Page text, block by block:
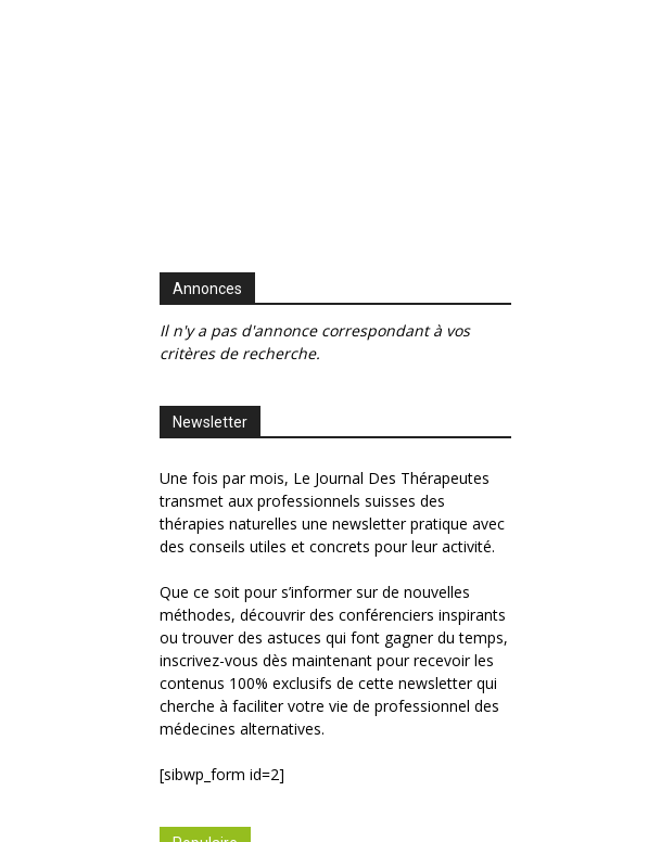
Annonces
Il n'y a pas d'annonce correspondant à vos
critères de recherche.
Newsletter
Une fois par mois, Le Journal Des Thérapeutes
transmet aux professionnels suisses des
thérapies naturelles une newsletter pratique avec
des conseils utiles et concrets pour leur activité.
Que ce soit pour s’informer sur de nouvelles
méthodes, découvrir des conférenciers inspirants
ou trouver des astuces qui font gagner du temps,
inscrivez-vous dès maintenant pour recevoir les
contenus 100% exclusifs de cette newsletter qui
cherche à faciliter votre vie de professionnel des
médecines alternatives.
[sibwp_form id=2]